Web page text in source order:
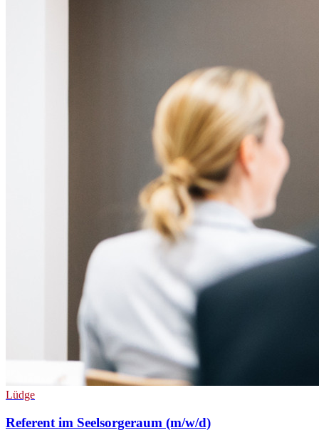
Lüdge
Referent im Seelsorgeraum (m/w/d)